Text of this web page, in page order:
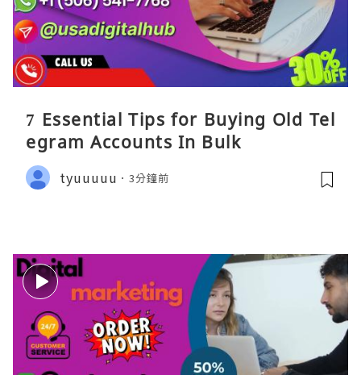
7 Essential Tips for Buying Old Tel
egram Accounts In Bulk
tyuuuuu 3分鐘前